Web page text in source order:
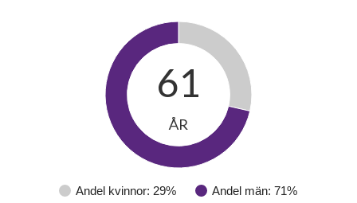
Andel kvinnor: 29% Andel män: 71%
61
ÅR